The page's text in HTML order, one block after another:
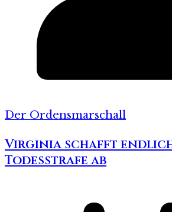
Der Ordensmarschall
Virginia schafft
Todesstrafe ab